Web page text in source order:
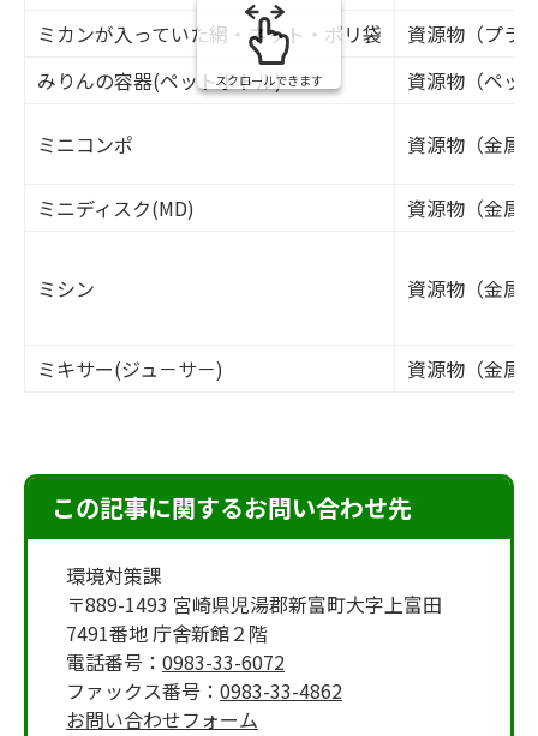
ミカンが入っていた網・ネット・ポリ袋
資源物（プラ
みりんの容器(ペットボトル)
資源物（ペッ
ミニコンポ 資源物（金属
ミニディスク(MD) 資源物（金属
ミシン 資源物（金属
ミキサー(ジュ－サ－) 資源物（金属
スクロールできます
この記事に関するお問い合わせ先
環境対策課
〒889-1493 宮崎県児湯郡新富町大字上富田
7491番地 庁舎新館２階
電話番号： 0983-33-6072
ファックス番号： 0983-33-4862
お問い合わせフォーム